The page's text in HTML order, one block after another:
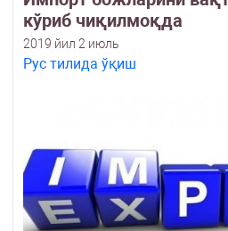
кўриб чиқилмоқда
2019 йил 2 июль
Рус тилида ўқиш